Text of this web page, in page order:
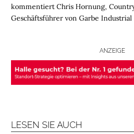
B
C
H
E
N
kommentiert Chris Hornung,
Geschäftsführer von Garbe Industrial
ANZEIGE
LESEN SIE AUCH